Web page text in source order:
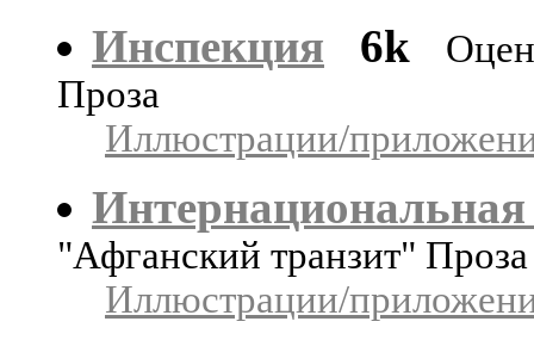
Инспекция 6k
Проза
Иллюстрации/
"Афганский транзит"
Иллюстрации/